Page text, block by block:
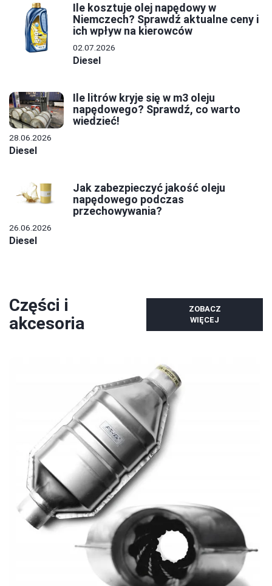
Ile kosztuje olej napędowy w
Niemczech? Sprawdź aktualne ceny i
ich wpływ na kierowców
02.07.2026
Diesel
Ile litrów kryje się w m3 oleju
napędowego? Sprawdź, co warto
wiedzieć!
28.06.2026
Diesel
Jak zabezpieczyć jakość oleju
napędowego podczas
przechowywania?
26.06.2026
Diesel
Części i
akcesoria
ZOBACZ
WIĘCEJ